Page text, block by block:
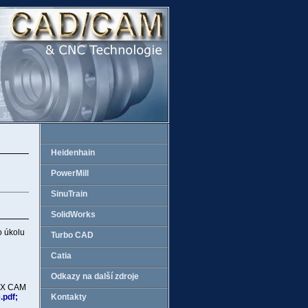
úkolu
CAM
Heidenhain
PowerMill
SinuTrain
SolidWorks
Turbo CAD
Catia
Odkazy na další zdroje
Kontakty